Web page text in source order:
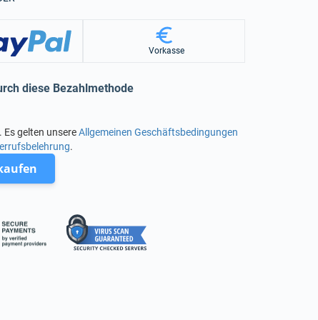
Vorkasse
diese Bezahlmethode
gelten unsereAllgemeinen Geschäftsbedingungen
.